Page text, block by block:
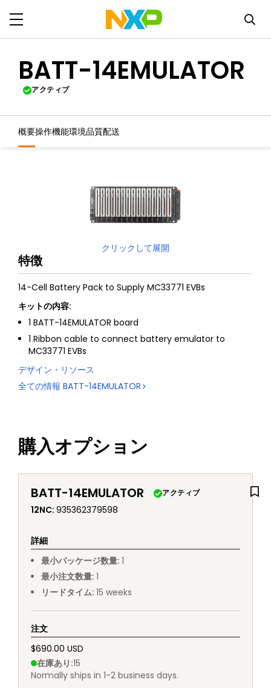
BATT-14EMULATOR
アクティブ
概要操作機能環境品質配送
クリックして展開
特徴
14-Cell Battery Pack to Supply MC33771 EVBs
キットの内容:
1 BATT-14EMULATOR board
1 Ribbon cable to connect battery emulator to
MC33771 EVBs
デザイン・リソース
全ての情報 BATT-14EMULATOR
購入オプション
BATT-14EMULATOR アクティブ
12NC: 935362379598
詳細
最小パッケージ数量: 1
最小注文数量: 1
リードタイム: 15 weeks
注文
$690.00 USD
在庫あり :15
Normally ships in 1-2 business days.